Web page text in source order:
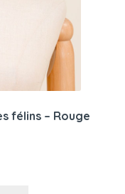
félins – Rouge